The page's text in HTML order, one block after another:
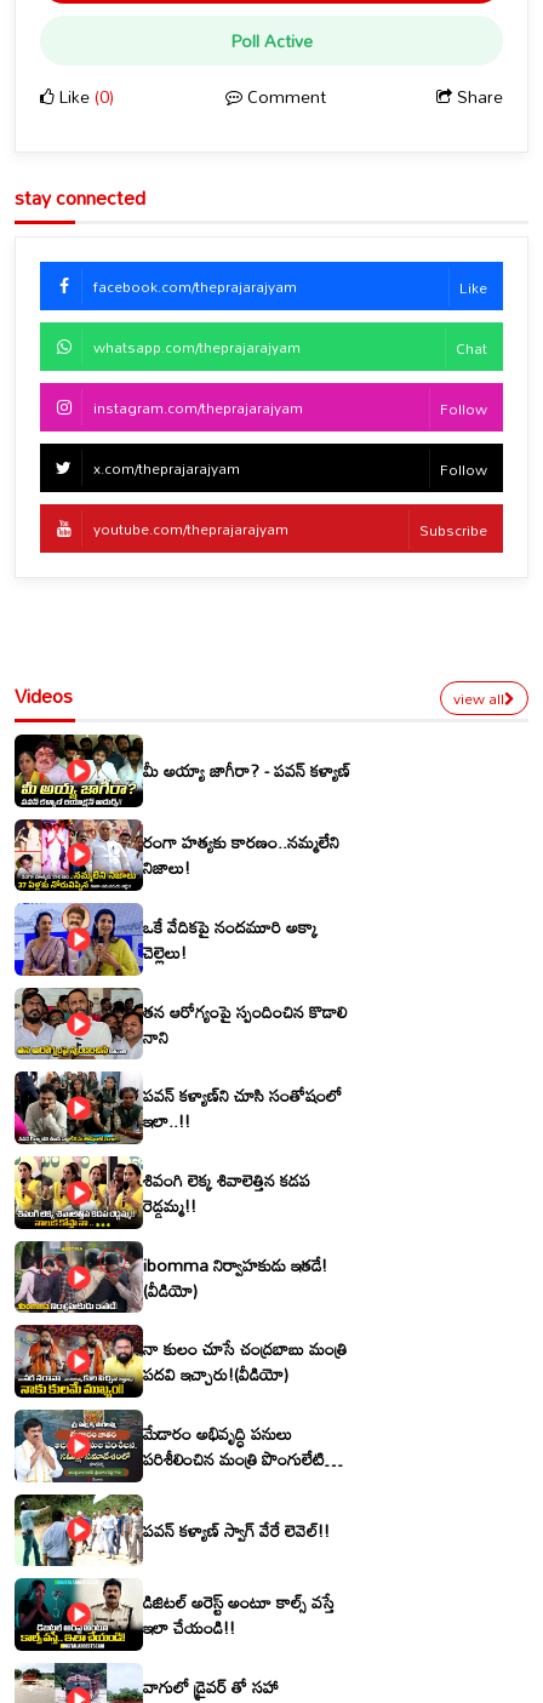
Poll Active
Like(0) Comment Share
stay connected
facebook.com/theprajarajyam Like
whatsapp.com/theprajarajyam Chat
instagram.com/theprajarajyam Follow
x.com/theprajarajyam Follow
youtube.com/theprajarajyam Subscribe
Videos view all
మీ అయ్యా జాగీరా? - పవన్ కళ్యాణ్
రంగా హత్యకు కారణం..నమ్మలేని
నిజాలు!
ఒకే వేదికపై నందమూరి అక్కా
చెల్లెలు!
తన ఆరోగ్యంపై స్పందించిన కొడాలి
నాని
పవన్ కళ్యాణ్‌ని చూసి సంతోషంలో
ఇలా..!!
శివంగి లెక్క శివాలెత్తిన కడప
రెడ్డమ్మ!!
ibomma నిర్వాహకుడు ఇతడే!
(వీడియో)
నా కులం చూసే చంద్రబాబు మంత్రి
పదవి ఇచ్చారు!(వీడియో)
మేడారం అభివృద్ధి పనులు
పరిశీలించిన మంత్రి పొంగులేటి
పవన్ కళ్యాణ్ స్వాగ్ వేరే లెవెల్!!
డిజిటల్ అరెస్ట్ అంటూ కాల్స్ వస్తే
ఇలా చేయండి!!
వాగులో డ్రైవర్ తో సహా